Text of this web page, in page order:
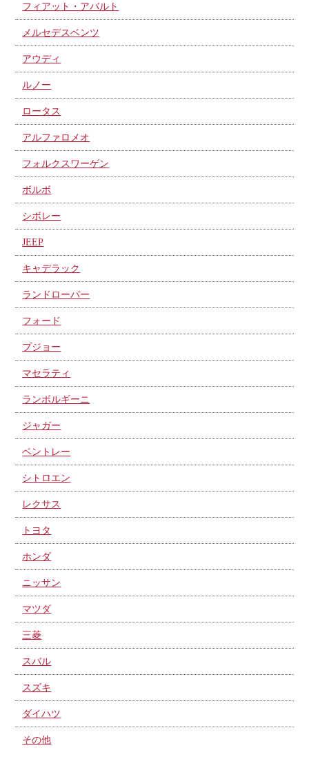
フィアット・アバルト
メルセデスベンツ
アウディ
ルノー
ロータス
アルファロメオ
フォルクスワーゲン
ボルボ
シボレー
JEEP
キャデラック
ランドローバー
フォード
プジョー
マセラティ
ランボルギーニ
ジャガー
ベントレー
シトロエン
レクサス
トヨタ
ホンダ
ニッサン
マツダ
三菱
スバル
スズキ
ダイハツ
その他